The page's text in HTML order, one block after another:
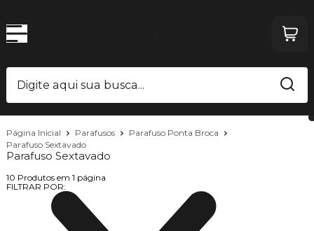
Página Inicial Parafusos
Parafuso Ponta Broca
Parafuso Sextavado
Parafuso Sextavado
10 Produtos em 1 página
FILTRAR POR: